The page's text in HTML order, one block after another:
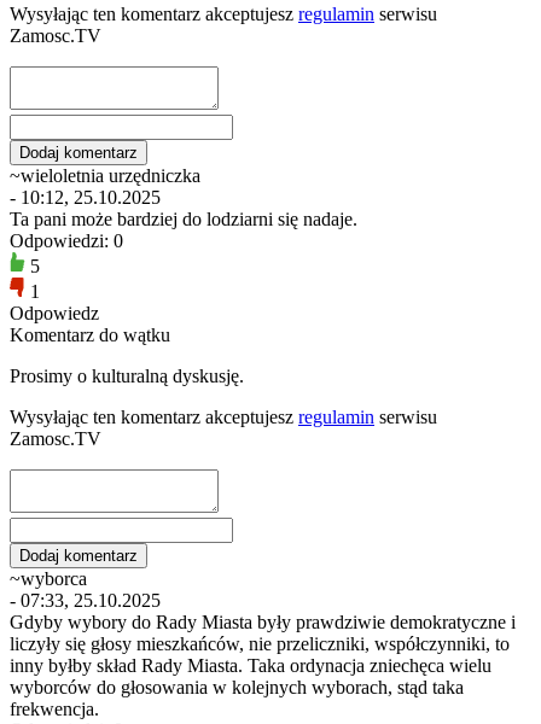
Wysyłając ten komentarz akceptujesz regulamin serwisu
Zamosc.TV
~wieloletnia urzędniczka
- 10:12, 25.10.2025
Ta pani może bardziej do lodziarni się nadaje.
Odpowiedzi: 0
5
1
Odpowiedz
Komentarz do wątku
Prosimy o kulturalną dyskusję.
Wysyłając ten komentarz akceptujesz regulamin serwisu
Zamosc.TV
~wyborca
- 07:33, 25.10.2025
Gdyby wybory do Rady Miasta były prawdziwie demokratyczne i
liczyły się głosy mieszkańców, nie przeliczniki, współczynniki, to
inny byłby skład Rady Miasta. Taka ordynacja zniechęca wielu
wyborców do głosowania w kolejnych wyborach, stąd taka
frekwencja.